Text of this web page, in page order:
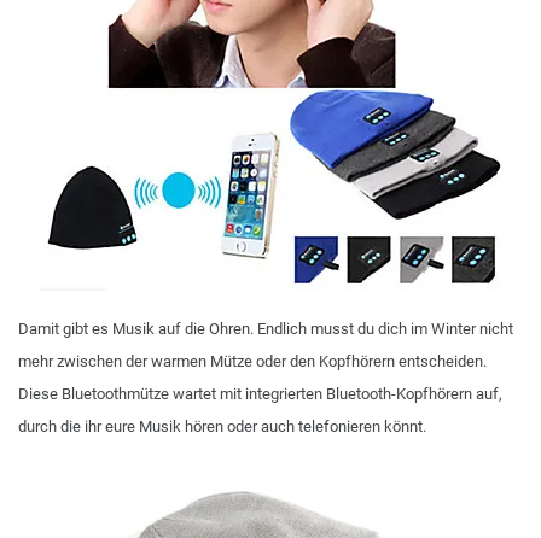
Damit gibt es Musik auf die Ohren. Endlich musst du dich im Winter nicht
mehr zwischen der warmen Mütze oder den Kopfhörern entscheiden.
Diese Bluetoothmütze wartet mit integrierten Bluetooth-Kopfhörern auf,
durch die ihr eure Musik hören oder auch telefonieren könnt.